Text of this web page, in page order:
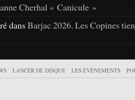
Cherhal « Canicule »
dans Barjac 2026. Les Copines
LANCER DE DISQUE LES ÉVÉNEMENTS